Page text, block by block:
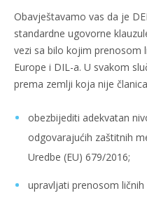
Obavještavamo vas da je
standardne ugovorne
vezi sa bilo kojim prenosom
Europe i DIL-a. U svakom
prema zemlji koja nije
obezbijediti adekvatan
odgovarajućih zaštitnih
Uredbe (EU) 679/2016;
upravljati prenosom